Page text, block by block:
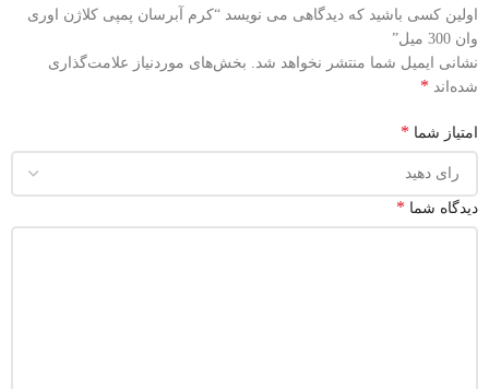
اولین کسی باشید که دیدگاهی می نویسد “کرم آبرسان پمپی کلاژن اوری
وان 300 میل”
نشانی ایمیل شما منتشر نخواهد شد.
بخش‌های موردنیاز علامت‌گذاری
شده‌اند *
امتیاز شما *
دیدگاه شما *